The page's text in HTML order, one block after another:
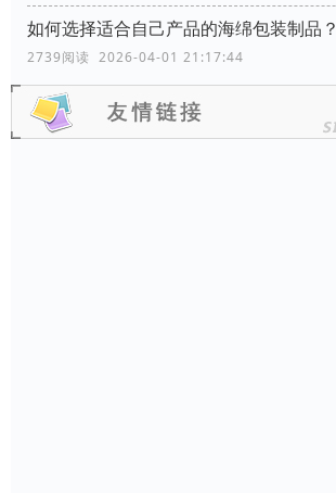
如何选择适合自己产品的海绵包装制品？
2739阅读 2026-04-01 21:17:44